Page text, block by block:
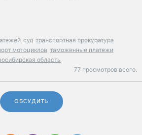
суд транспортная прокуратура
мотоциклов таможенные платежи
область
77 просмотров всего.
ОБСУДИТЬ